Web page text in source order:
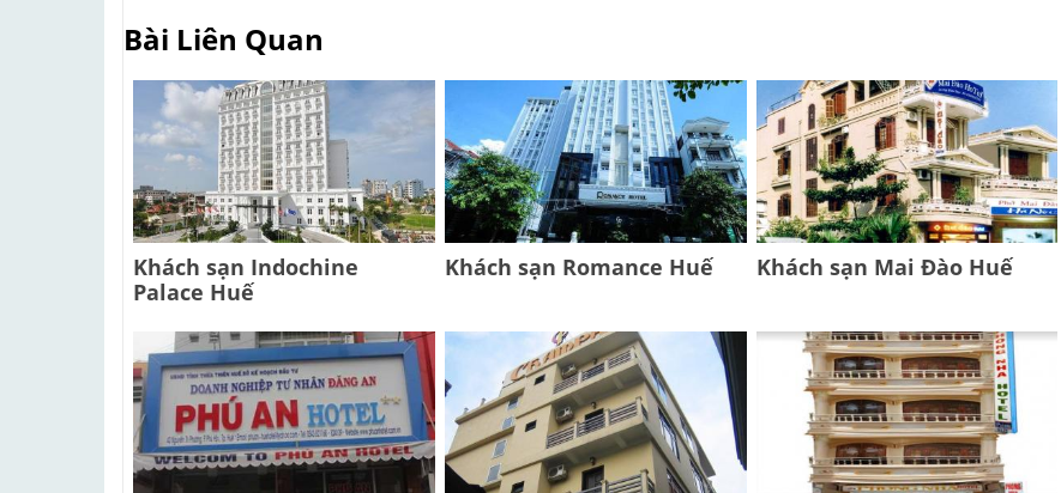
Bài Liên Quan
Khách sạn Indochine
Palace Huế
Khách sạn Romance Huế Khách sạn Mai Đào Huế